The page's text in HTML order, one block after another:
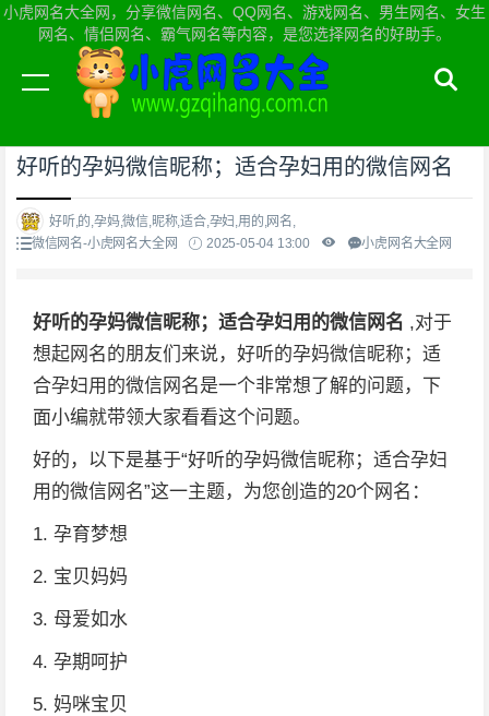
小虎网名大全网，分享微信网名、QQ网名、游戏网名、男生网名、女生
网名、情侣网名、霸气网名等内容，是您选择网名的好助手。
当前位置：小虎网名大全网首页>微信网名
好听的孕妈微信昵称；适合孕妇用的微信网名
好听,的,孕妈,微信,昵称,适合,孕妇,用的,网名,
微信网名-小虎网名大全网
2025-05-04 13:00 小虎网名大全网
好听的孕妈微信昵称；适合孕妇用的微信网名 ,对于
想起网名的朋友们来说，好听的孕妈微信昵称；适
合孕妇用的微信网名是一个非常想了解的问题，下
面小编就带领大家看看这个问题。
好的，以下是基于“好听的孕妈微信昵称；适合孕妇
用的微信网名”这一主题，为您创造的20个网名：
1. 孕育梦想
2. 宝贝妈妈
3. 母爱如水
4. 孕期呵护
5. 妈咪宝贝